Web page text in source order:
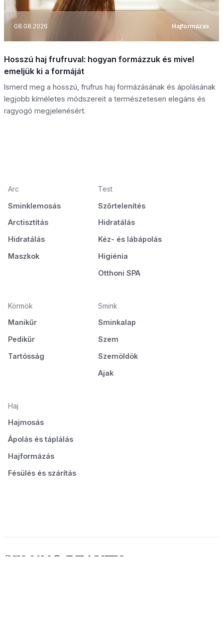
08.08.2026 Hajformázás
Hosszú haj frufruval: hogyan formázzuk és mivel
emeljük ki a formáját
Ismerd meg a hosszú, frufrus haj formázásának és ápolásának
legjobb kíméletes módszereit a természetesen elegáns és
ragyogó megjelenésért.
Arc
Sminklemosás
Arctisztítás
Hidratálás
Maszkok
Test
Szőrtelenítés
Hidratálás
Kéz- és lábápolás
Higiénia
Otthoni SPA
Körmök
Manikűr
Pedikűr
Tartósság
Smink
Sminkalap
Szem
Szemöldök
Ajak
Haj
Hajmosás
Ápolás és táplálás
Hajformázás
Fésülés és szárítás